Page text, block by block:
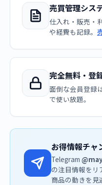
売買管理シス
仕入れ・販売・
や経費も記録。
完全無料・登
面倒な会員登録
で使い放題。
お得情報チャ
Telegram
の注目情報をリ
商品の動きを見